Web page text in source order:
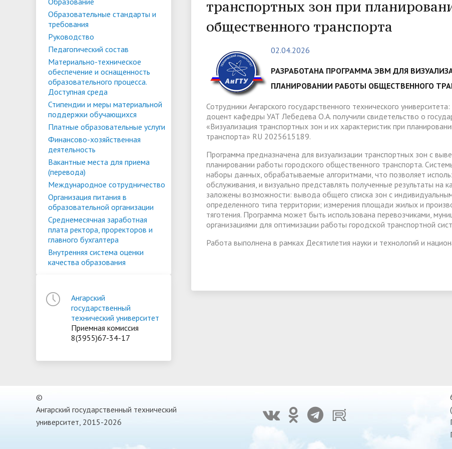
Материально-техническое
обеспечение и оснащенность
образовательного процесса.
Доступная среда
Стипендии и меры материальной
поддержки обучающихся
Вакантные места для приема
(перевода)
Среднемесячная заработная плата
ректора, проректоров и главного
бухгалтера
Внутренняя система оценки
качества образования
Конкурсы и вакансии
Служба содействия
трудоустройству
Реквизиты
Проекты, гранты и конкурсы
Меры противодействия коррупции
Условия обучения инвалидов и лиц
с ОВЗ
Обращения граждан и организаций
в форме электронного документа в
ФГБОУ ВО "АнГТУ"
Общежитие
Патриотический клуб ФГБОУ ВО
«АнГТУ»
Личный прием граждан «Стартап как диплом»
Конкурсные списки
Особенности приема по отдельной
Для поступающих из
областей
Списки зачисленных
"Студенческое" разрешение на
временное проживание для
иностранцев
Для поступающих на
Образовательные стандарты и
требования
Руководство
Педагогический состав
Материально-техническое
обеспечение и оснащенность
образовательного процесса.
Доступная среда
Стипендии и меры материальной
поддержки обучающихся
Платные образовательные услуги
Финансово-хозяйственная
деятельность
Вакантные места для приема
(перевода)
Международное сотрудничество
Организация питания в
образовательной организации
Среднемесячная заработная
плата ректора, проректоров и
главного бухгалтера
Внутренняя система оценки
качества образования
Ангарский
государственный
технический университет
Приемная комиссия
8(3955)67-34-17
транспортных зон при
общественного транспорта
02.04.2026
РАЗРАБОТАНА ПРОГРАММА ЭВМ ДЛЯ
ПЛАНИРОВАНИИ РАБОТЫ ОБЩЕСТВЕННОГО
Сотрудники Ангарского государственного технического
доцент кафедры УАТ Лебедева О.А. получили свидетельство о
«Визуализация транспортных зон и их характеристик при
транспорта» RU 2025615189.
Программа предназначена для визуализации транспортных зон с
планировании работы городского общественного транспорта.
наборы данных, обрабатываемые алгоритмами, что позволяет
обслуживания, и визуально представлять полученные результаты на
заложены возможности: вывода общего списка зон с
определенного типа территории; измерения площади жилых и
тяготения. Программа может быть использована перевозчиками,
организациями для оптимизации работы городской транспортной
Работа выполнена в рамках Десятилетия науки и технологий и
©
Ангарский государственный технический
университет, 2015-2026